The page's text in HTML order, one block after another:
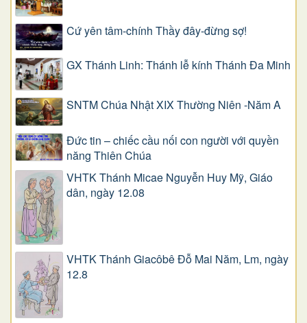
Cứ yên tâm-chính Thầy đây-đừng sợ!
GX Thánh Linh: Thánh lễ kính Thánh Đa Minh
SNTM Chúa Nhật XIX Thường Niên -Năm A
Đức tin – chiếc cầu nối con người với quyền
năng Thiên Chúa
VHTK Thánh Micae Nguyễn Huy Mỹ, Giáo
dân, ngày 12.08
VHTK Thánh Giacôbê Ðỗ Mai Năm, Lm, ngày
12.8